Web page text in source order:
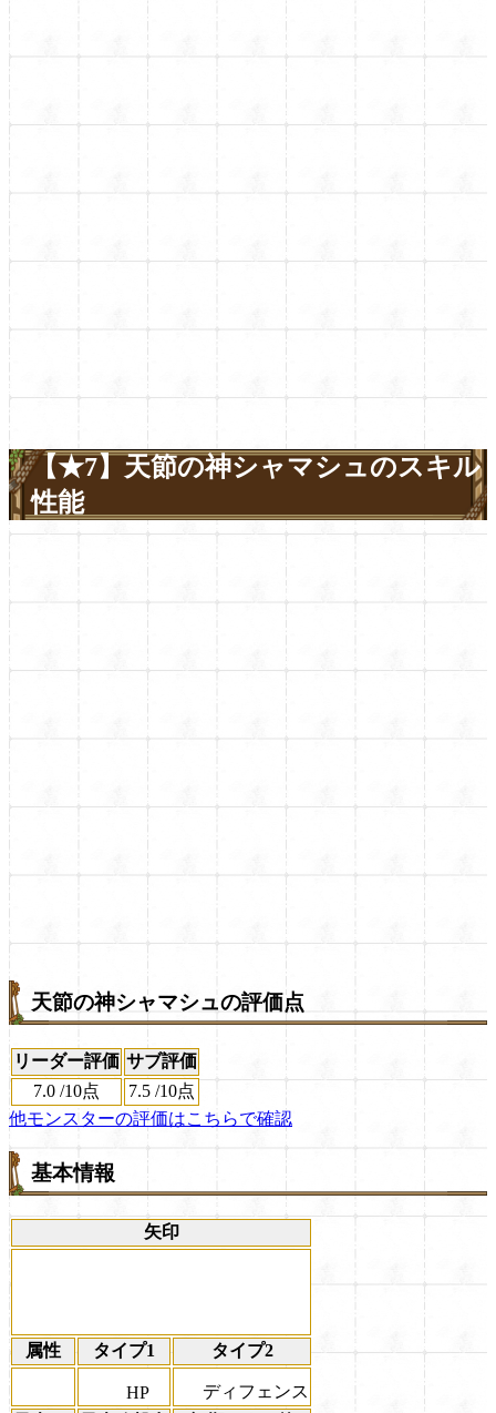
【★7】天節の神シャマシュのスキル
性能
天節の神シャマシュの評価点
リーダー評価 サブ評価
7.0 /10点 7.5 /10点
他モンスターの評価はこちらで確認
基本情報
矢印
属性 タイプ1 タイプ2
HP
ディフェンス